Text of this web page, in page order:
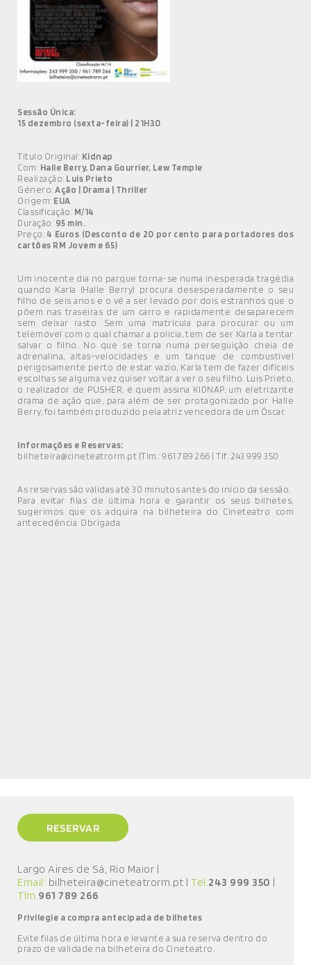
MÚSICA
DIVERSOS
NOTÍCIAS
Sessão Única:
15 dezembro (sexta-feira) | 21H30
Título Original: Kidnap
Com: Halle Berry, Dana Gourrier, Lew Temple
Realização: Luis Prieto
Género: Ação | Drama | Thriller
Origem: EUA
Classificação: M/14
Duração: 95 min.
Preço: 4 Euros (Desconto de 20 por cento para portadores dos
cartões RM Jovem e 65)
Um inocente dia no parque torna-se numa inesperada tragédia
quando Karla (Halle Berry) procura desesperadamente o seu
filho de seis anos e o vê a ser levado por dois estranhos que o
põem nas traseiras de um carro e rapidamente desaparecem
sem deixar rasto. Sem uma matrícula para procurar ou um
telemóvel com o qual chamar a polícia, tem de ser Karla a tentar
salvar o filho. No que se torna numa perseguição cheia de
adrenalina, altas-velocidades e um tanque de combustível
perigosamente perto de estar vazio, Karla tem de fazer difíceis
escolhas se alguma vez quiser voltar a ver o seu filho. Luis Prieto,
o realizador de PUSHER, é quem assina KIDNAP, um eletrizante
drama de ação que, para além de ser protagonizado por Halle
Berry, foi também produzido pela atriz vencedora de um Óscar.
Informações e Reservas:
bilheteira@cineteatrorm.pt |Tlm.: 961 789 266 | Tlf.: 243 999 350
As reservas são válidas até 30 minutos antes do início da sessão.
Para evitar filas de última hora e garantir os seus bilhetes,
sugerimos que os adquira na bilheteira do Cineteatro com
antecedência. Obrigada.
RESERVAR
Largo Aires de Sá, Rio Maior |
Email: bilheteira@cineteatrorm.pt | Tel.243 999 350 |
Tlm.961 789 266
Privilegie a compra antecipada de bilhetes
Evite filas de última hora e levante a sua reserva dentro do
prazo de validade na bilheteira do Cineteatro.